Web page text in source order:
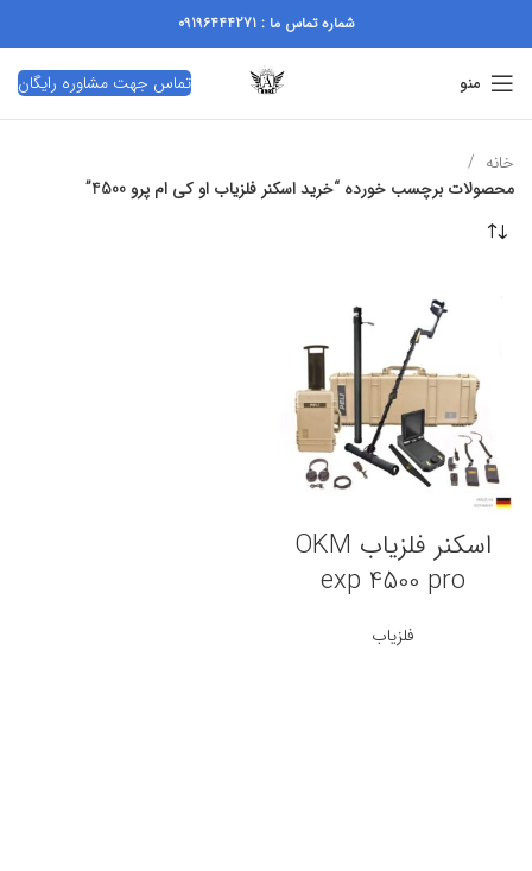
شماره تماس ما : 09196444271
منو تماس جهت مشاوره رایگان
خانه
محصولات برچسب خورده “خرید اسکنر فلزیاب او کی ام پرو 4500”
اسکنر فلزیاب OKM
exp 4500 pro
فلزیاب